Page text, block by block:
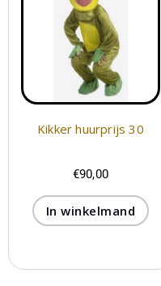
Kikker huurprijs 30
€90,00
In winkelmand